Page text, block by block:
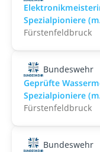
Spezialpioniere
Fürstenfeldbruck
Bundeswehr
Geprüfte
Spezialpioniere
Fürstenfeldbruck
Bundeswehr